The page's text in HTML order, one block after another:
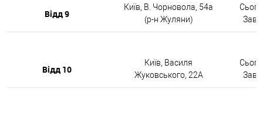
Відд 9
Київ, В. Чорновола, 54а
(р-н Жуляни)
Відд 10
Київ, Василя
Жуковського, 22А